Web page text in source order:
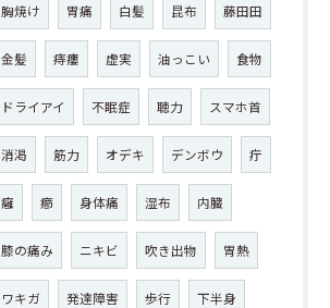
胸焼け 胃痛 白髪 昆布 藤田田
金髪 痔瘻 虚実 油っこい 食物
ドライアイ 不眠症 聴力 スマホ首
消渇 筋力 オデキ デンボウ 疔
癰 癤 身体痛 湿布 内臓
膝の痛み ニキビ 吹き出物 胃熱
ワキガ 発達障害 歩行 下半身